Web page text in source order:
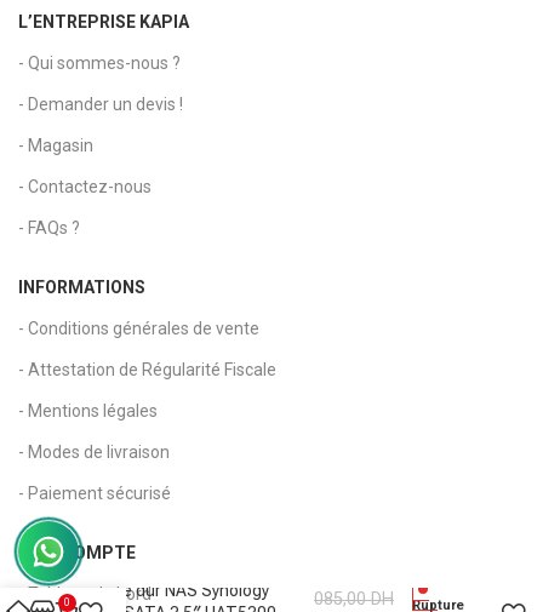
L’ENTREPRISE KAPIA
- Qui sommes-nous ?
- Demander un devis !
- Magasin
- Contactez-nous
- FAQs ?
INFORMATIONS
- Conditions générales de vente
- Attestation de Régularité Fiscale
- Mentions légales
- Modes de livraison
- Paiement sécurisé
MON COMPTE
- Tableau de bordDisque dur NAS Synology
085,00DH Rupture
0